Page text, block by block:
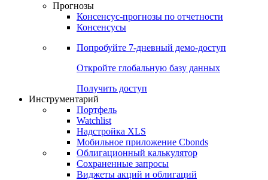
Виджет:
Портфели индексов Cbonds
Прогнозы
Консенсусы
Попробуйте7-дневный
Откройте глобальную базу данных
Получить доступ
Инструментарий
Портфель
Watchlist
Надстройка XLS